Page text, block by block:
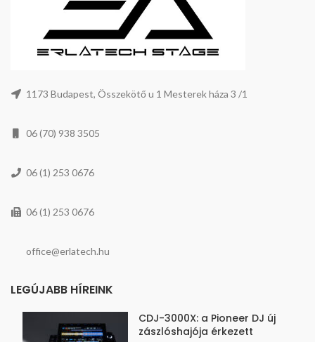
1173 Budapest, Összekötő u 1 Mesterek háza 3 /1
06 (70) 938 3505
06 (1) 253 0676
06 (1) 253 0676
office@erlatech.hu
LEGÚJABB HÍREINK
CDJ-3000X: a Pioneer DJ új
zászlóshajója érkezett